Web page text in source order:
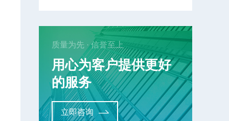
质量为先 · 信誉至上
用心为客户提供更好
的服务
立即咨询